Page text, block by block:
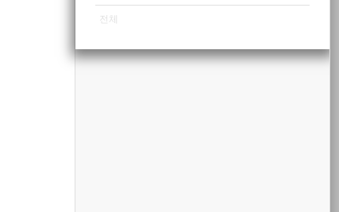
전체